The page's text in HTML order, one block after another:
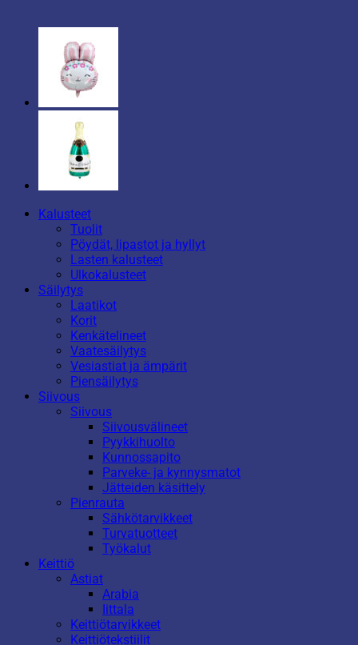
Kalusteet
Tuolit
Pöydät, lipastot ja hyllyt
Lasten kalusteet
Ulkokalusteet
Säilytys
Laatikot
Korit
Kenkätelineet
Vaatesäilytys
Vesiastiat ja ämpärit
Piensäilytys
Siivous
Siivous
Siivousvälineet
Pyykkihuolto
Kunnossapito
Parveke- ja kynnysmatot
Jätteiden käsittely
Pienrauta
Sähkötarvikkeet
Turvatuotteet
Työkalut
Keittiö
Astiat
Arabia
Iittala
Keittiötarvikkeet
Keittiötekstiilit